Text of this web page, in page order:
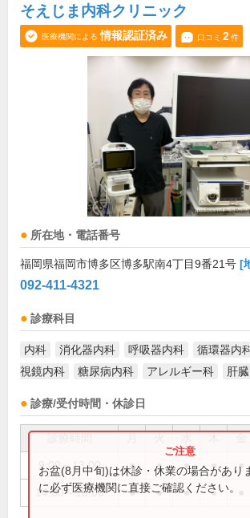
そえじま内科クリニック
医療機関による 情報認証済み 口コミ 2件
所在地・電話番号
福岡県福岡市博多区博多駅南4丁目9番21号 [
092-411-4321
診療科目
内科 消化器内科 呼吸器内科 循環器内
視鏡内科
糖尿病内科 アレルギー科 肝
診療/受付時間・休診日
9:00～13:00 ● ● ● ● ●
14:30～18:00 ● ● ● ●
お盆(8月中旬)は休診・休業の場合があり
に必ず医療機関に直接ご確認ください。